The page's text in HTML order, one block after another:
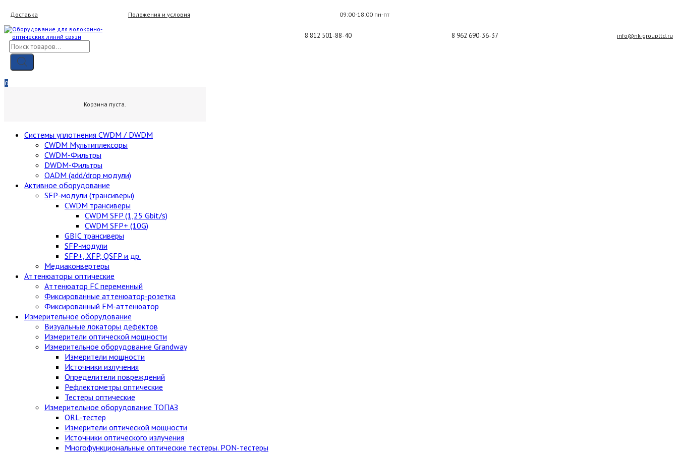
to
content
Доставка Положения и условия 09:00-18:00 пн-пт
8 812 501-88-40 8 962 690-36-37
info@nk-groupltd.ru
Поиск
товаров
0
Корзина пуста.
Cистемы уплотнения CWDM / DWDM
CWDM Мультиплексоры
CWDM-Фильтры
DWDM-Фильтры
OADM (add/drop модули)
Активное оборудование
SFP-модули (трансиверы)
CWDM трансиверы
CWDM SFP (1,25 Gbit/s)
CWDM SFP+ (10G)
GBIC трансиверы
SFP-модули
SFP+, XFP, QSFP и др.
Медиаконвертеры
Аттенюаторы оптические
Аттенюатор FC переменный
Фиксированные аттенюатор-розетка
Фиксированный FM-аттенюатор
Измерительное оборудование
Визуальные локаторы дефектов
Измерители оптической мощности
Измерительное оборудование Grandway
Измерители мощности
Источники излучения
Определители повреждений
Рефлектометры оптические
Тестеры оптические
Измерительное оборудование ТОПАЗ
ORL-тестер
Измерители оптической мощности
Источники оптического излучения
Многофункциональные оптические тестеры. PON-тестеры